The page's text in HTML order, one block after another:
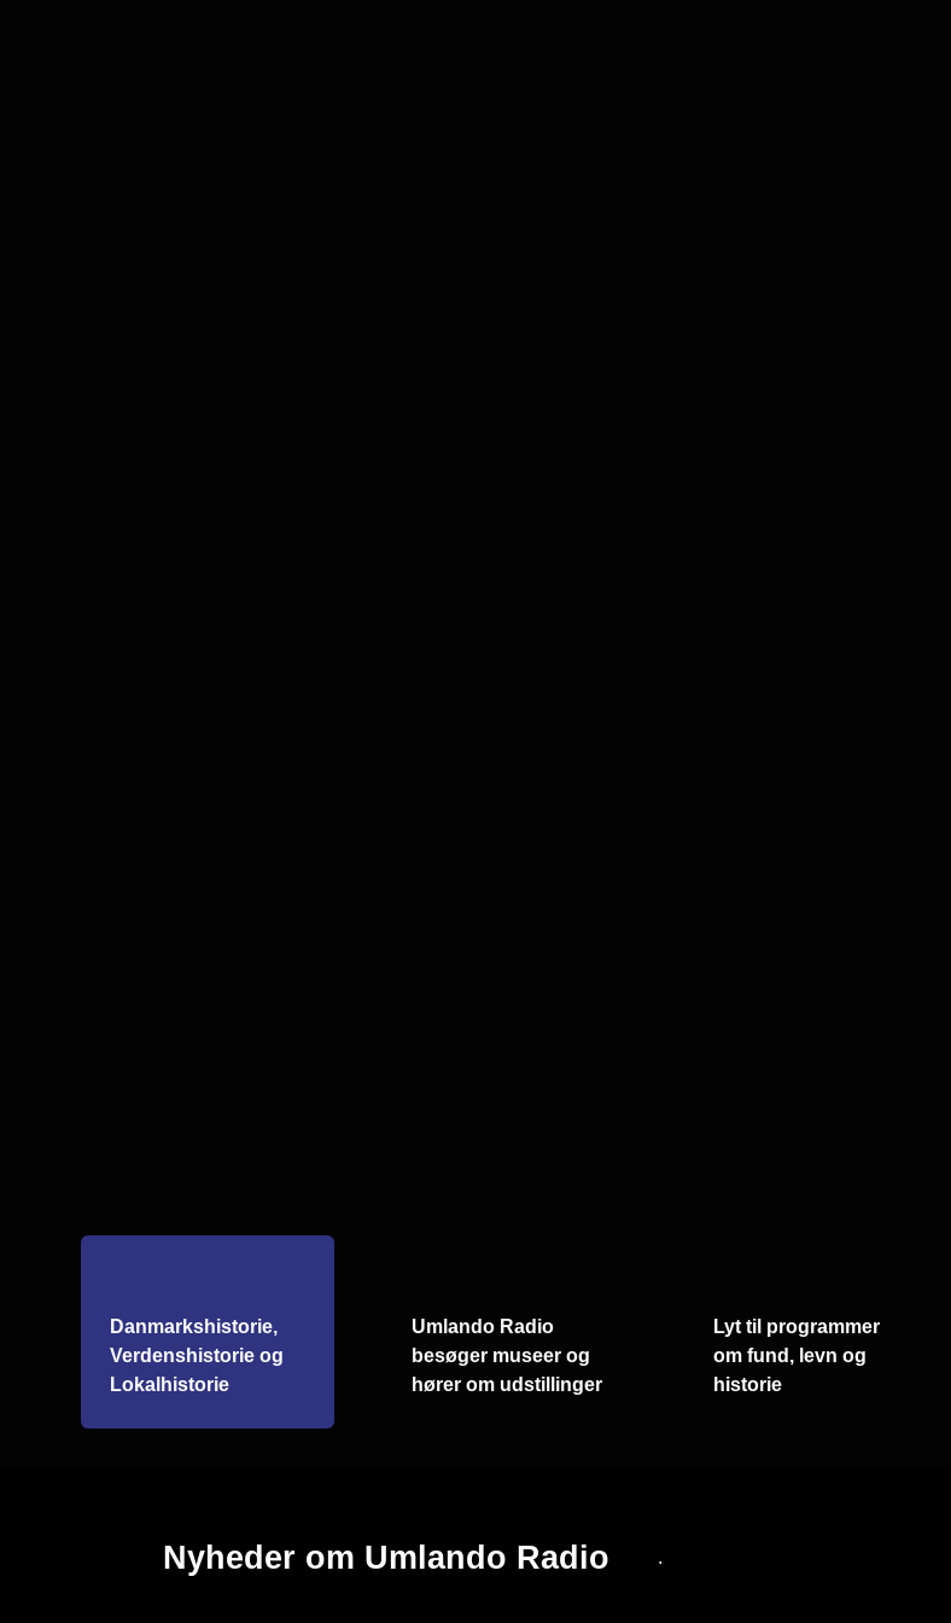
Danmarkshistorie,
Verdenshistorie og
Lokalhistorie
Umlando Radio
besøger museer og
hører om udstillinger
Lyt til programmer
om fund, levn og
historie
Nyheder om Umlando Radio .